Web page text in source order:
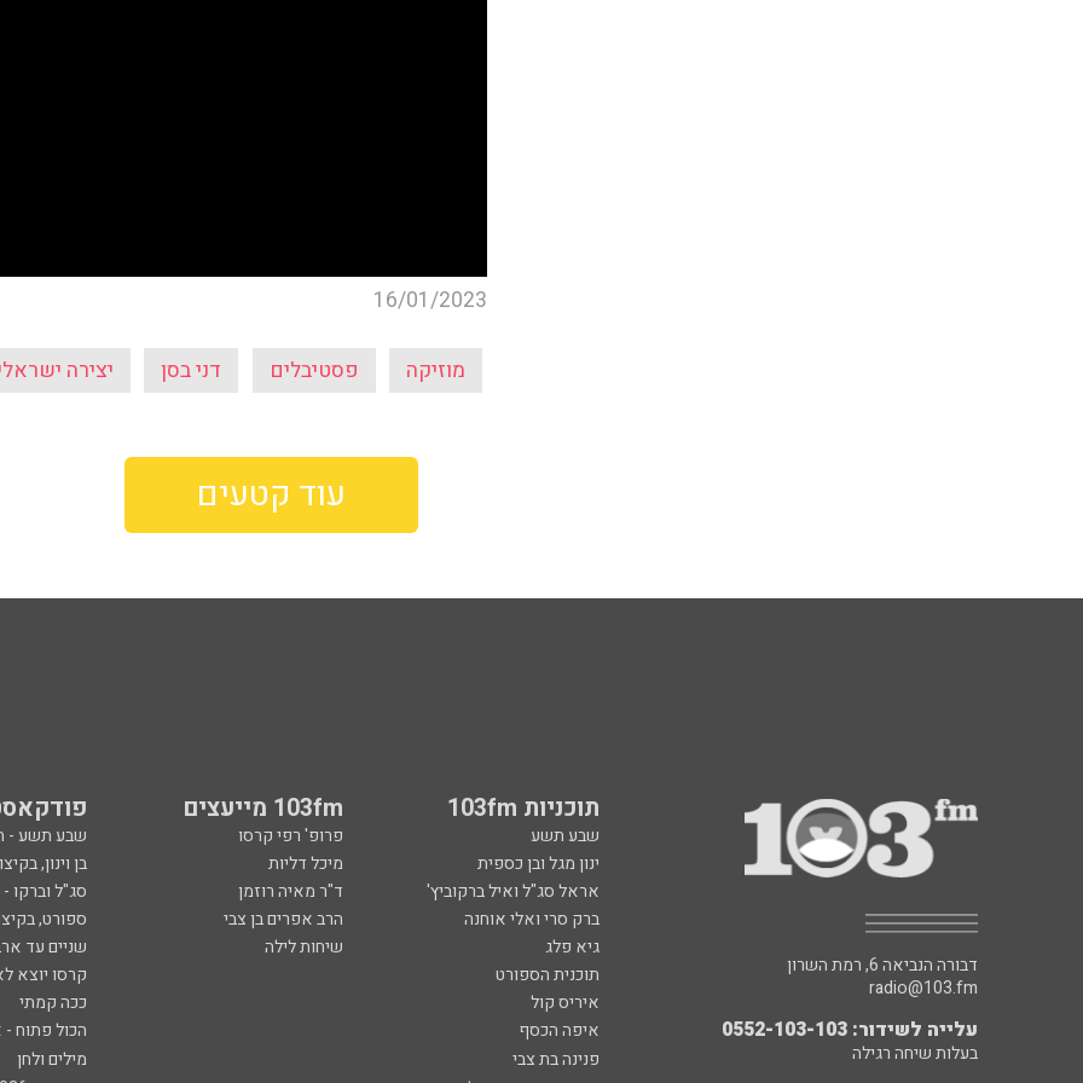
16/01/2023
מוזיקה פסטיבלים דני בסן יצירה
עוד קטעים
תוכניות 103fm 103fm מייעצים
שבע תשע פרופ' רפי קרסו
שבע תשע -
ינון מגל ובן כספית
מיכל דליות
בן וינון,
אראל סג"ל ואיל ברקוביץ'
ד"ר מאיה רוזמן
סג"ל וברקו
ברק סרי ואלי אוחנה
הרב אפרים בן צבי
ספורט,
גיא פלג
שיחות לילה
שניים עד
תוכנית הספורט
קרסו יוצא
איריס קול
ככה קמתי
איפה הכסף
הכול פתוח -
פנינה בת צבי
מילים ולחן
דבורה הנביאה 6, רמת השרון
radio@103.fm
עלייה לשידור: 0552-103-103
בעלות שיחה רגילה